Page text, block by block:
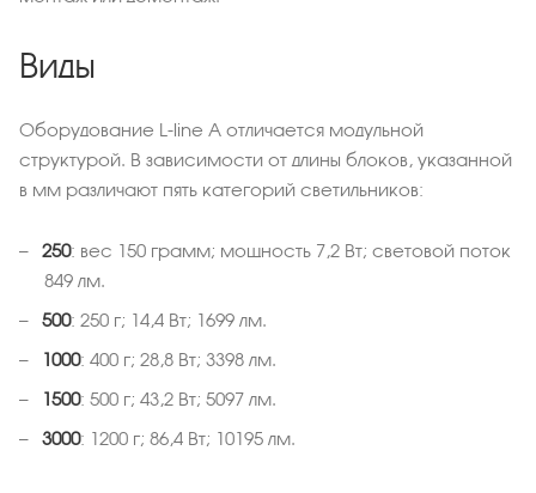
Виды
Оборудование L-line A отличается модульной
структурой. В зависимости от длины блоков, указанной
в мм различают пять категорий светильников:
250: вес 150 грамм; мощность 7,2 Вт; световой поток
849 лм.
500: 250 г; 14,4 Вт; 1699 лм.
1000: 400 г; 28,8 Вт; 3398 лм.
1500: 500 г; 43,2 Вт; 5097 лм.
3000: 1200 г; 86,4 Вт; 10195 лм.